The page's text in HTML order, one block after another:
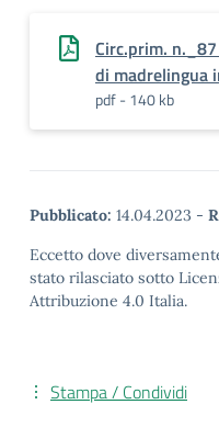
Circ.prim.
di madrelingua
pdf - 140 kb
Pubblicato: 14.04.2023 -
Eccetto dove
stato rilasciato sotto
Attribuzione 4.0 Italia.
Stampa / Condividi